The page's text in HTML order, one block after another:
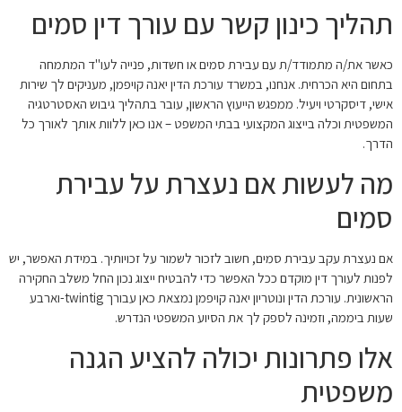
תהליך כינון קשר עם עורך דין סמים
כאשר את/ה מתמודד/ת עם עבירת סמים או חשדות, פנייה לעו"ד המתמחה
בתחום היא הכרחית. אנחנו, במשרד עורכת הדין יאנה קויפמן, מעניקים לך שירות
אישי, דיסקרטי ויעיל. ממפגש הייעוץ הראשון, עובר בתהליך גיבוש האסטרטגיה
המשפטית וכלה בייצוג המקצועי בבתי המשפט – אנו כאן ללוות אותך לאורך כל
הדרך.
מה לעשות אם נעצרת על עבירת
סמים
אם נעצרת עקב עבירת סמים, חשוב לזכור לשמור על זכויותיך. במידת האפשר, יש
לפנות לעורך דין מוקדם ככל האפשר כדי להבטיח ייצוג נכון החל משלב החקירה
הראשונית. עורכת הדין ונוטריון יאנה קויפמן נמצאת כאן עבורך twintig-וארבע
שעות ביממה, וזמינה לספק לך את הסיוע המשפטי הנדרש.
אלו פתרונות יכולה להציע הגנה
משפטית